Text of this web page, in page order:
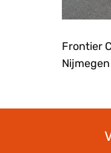
Frontier
Nijmegen